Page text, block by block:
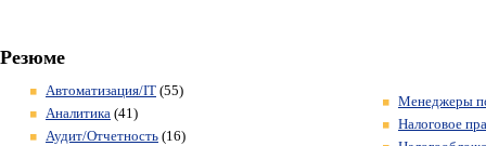
Резюме
Автоматизация/IT (55)
Аналитика (41)
Аудит/Отчетность (16)
Менеджеры
Налоговое